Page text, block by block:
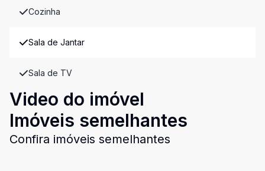
Cozinha
Sala de Jantar
Sala de TV
Video do imóvel
Imóveis semelhantes
Confira imóveis semelhantes